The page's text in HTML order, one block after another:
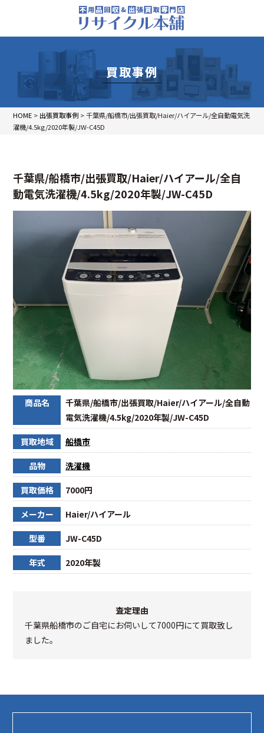
買取事例
HOME > 出張買取事例 >千葉県/船橋市/出張買取/Haier/ハイアール/全自動電気洗
濯機/4.5kg/2020年製/JW-C45D
千葉県/船橋市/出張買取/Haier/ハイアール/全自
動電気洗濯機/4.5kg/2020年製/JW-C45D
商品名
千葉県/船橋市/出張買取/Haier/ハイアール/全自動
電気洗濯機/4.5kg/2020年製/JW-C45D
買取地域 船橋市
品物 洗濯機
買取価格 7000円
メーカー Haier/ハイアール
型番 JW-C45D
年式 2020年製
査定理由
千葉県船橋市のご自宅にお伺いして7000円にて買取致し
ました。